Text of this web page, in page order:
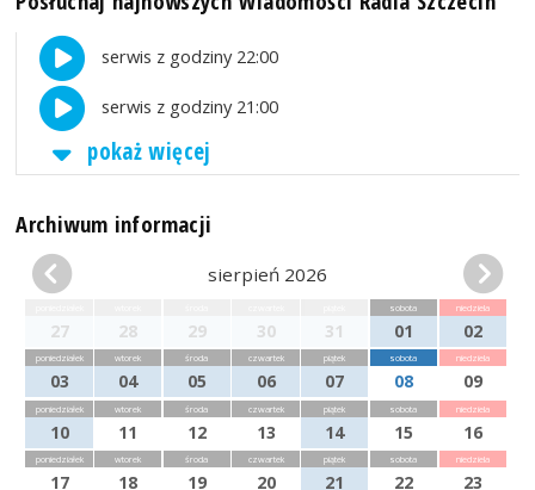
serwis z godziny 22:00
serwis z godziny 21:00
pokaż więcej
Archiwum informacji
sierpień 2026
27 28 29 30 31
sobota
01
niedziela
02
poniedziałek
03
wtorek
04
środa
05
czwartek
06
piątek
07
sobota
08
niedziela
09
poniedziałek
10
wtorek
11
środa
12
czwartek
13
piątek
14
sobota
15
niedziela
16
poniedziałek
17
wtorek
18
środa
19
czwartek
20
piątek
21
sobota
22
niedziela
23